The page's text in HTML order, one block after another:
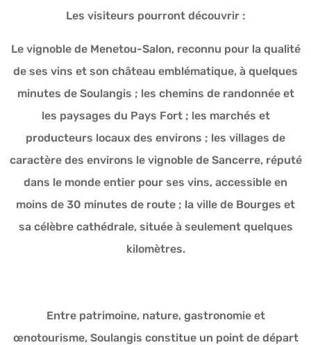
Les visiteurs pourront découvrir :
Le vignoble de Menetou-Salon, reconnu pour la qualité
de ses vins et son château emblématique, à quelques
minutes de Soulangis ; les chemins de randonnée et
les paysages du Pays Fort ; les marchés et
producteurs locaux des environs ; les villages de
caractère des environs le vignoble de Sancerre, réputé
dans le monde entier pour ses vins, accessible en
moins de 30 minutes de route ; la ville de Bourges et
sa célèbre cathédrale, située à seulement quelques
kilomètres.
Entre patrimoine, nature, gastronomie et
œnotourisme, Soulangis constitue un point de départ